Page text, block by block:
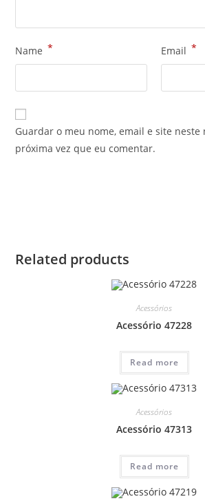
Name * Email *
Guardar o meu nome, email e site neste
próxima vez que eu comentar.
Related products
Acessórios
Acessório 47228
Read more
Acessórios
Acessório 47313
Read more